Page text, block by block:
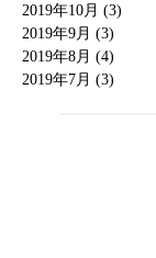
2019年10月 (3)
2019年9月 (3)
2019年8月 (4)
2019年7月 (3)